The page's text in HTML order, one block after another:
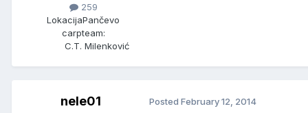
259
LokacijaPančevo
carpteam:
C.T. Milenković
nele01 Posted February 12, 2014